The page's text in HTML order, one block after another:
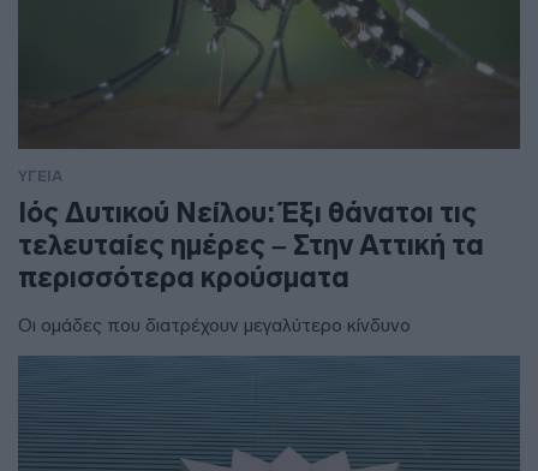
ΥΓΕΙΑ
Ιός Δυτικού Νείλου: Έξι θάνατοι τις
τελευταίες ημέρες – Στην Αττική τα
περισσότερα κρούσματα
Οι ομάδες που διατρέχουν μεγαλύτερο κίνδυνο